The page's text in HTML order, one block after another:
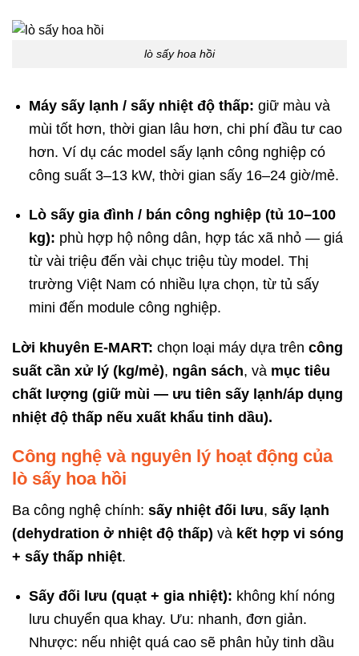
lò sấy hoa hồi
Máy sấy lạnh / sấy nhiệt độ thấp: giữ màu và
mùi tốt hơn, thời gian lâu hơn, chi phí đầu tư cao
hơn. Ví dụ các model sấy lạnh công nghiệp có
công suất 3–13 kW, thời gian sấy 16–24 giờ/mẻ.
Lò sấy gia đình / bán công nghiệp (tủ 10–100
kg): phù hợp hộ nông dân, hợp tác xã nhỏ — giá
từ vài triệu đến vài chục triệu tùy model. Thị
trường Việt Nam có nhiều lựa chọn, từ tủ sấy
mini đến module công nghiệp.
Lời khuyên E-MART: chọn loại máy dựa trên công
suất cần xử lý (kg/mẻ), ngân sách, và mục tiêu
chất lượng (giữ mùi — ưu tiên sấy lạnh/áp dụng
nhiệt độ thấp nếu xuất khẩu tinh dầu).
Công nghệ và nguyên lý hoạt động của
lò sấy hoa hồi
Ba công nghệ chính: sấy nhiệt đối lưu, sấy lạnh
(dehydration ở nhiệt độ thấp) và kết hợp vi sóng
+ sấy thấp nhiệt.
Sấy đối lưu (quạt + gia nhiệt): không khí nóng
lưu chuyển qua khay. Ưu: nhanh, đơn giản.
Nhược: nếu nhiệt quá cao sẽ phân hủy tinh dầu